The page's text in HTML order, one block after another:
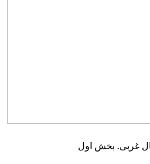
غربی. بخش اول